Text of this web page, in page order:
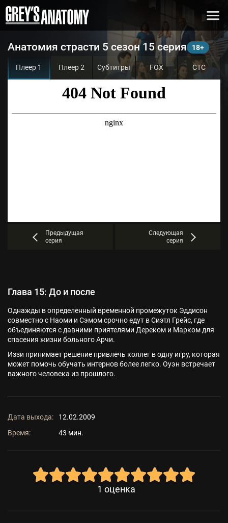
Анатомия страсти 5 сезон 15 серия
Плеер 1 Плеер 2 Субтитры FOX СТС
Предыдущая
серия
Следующая
серия
Глава 15: До и после
Однажды в определенный временной промежуток Эддисон
совместно с Наоми и Сэмом срочно едут в Сиэтл Грейс, где
объединяются с давними приятелями Дереком и Марком для
спасения жизни больного Арчи.
Иззи принимает решение привлечь коллег в одну игру, которая
может помочь обучать интернов более легко. Оуэн встречает
важного человека из прошлого.
Дата выхода:
12.02.2009
Время:
43 мин.
1 оценка